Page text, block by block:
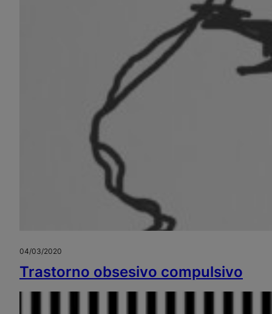
04/03/2020
Trastorno obsesivo compulsivo